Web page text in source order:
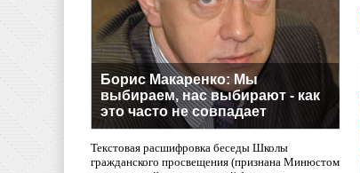
Борис Макаренко: Мы
выбираем, нас выбирают - как
это часто не совпадает
Текстовая расшифровка беседы Школы
гражданского просвещения (признана Минюстом